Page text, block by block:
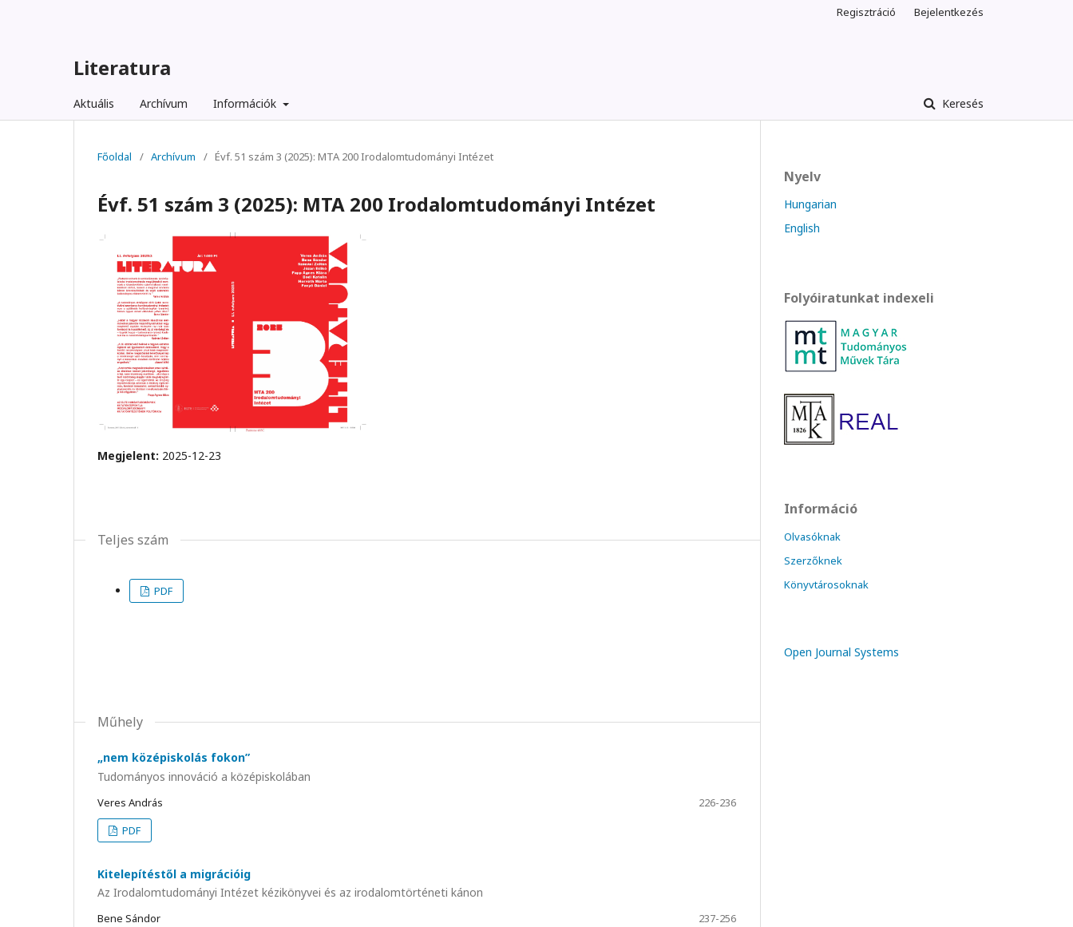
Literatura
Aktuális Archívum Információk Keresés
Regisztráció Bejelentkezés
Főoldal / Archívum / Évf. 51 szám 3 (2025): MTA 200 Irodalomtudományi Intézet
Évf. 51 szám 3 (2025): MTA 200 Irodalomtudományi Intézet
Megjelent: 2025-12-23
Teljes szám
PDF
Műhely
„nem középiskolás fokon”
Tudományos innováció a középiskolában
Veres András
226-236
PDF
Kitelepítéstől a migrációig
Az Irodalomtudományi Intézet kézikönyvei és az irodalomtörténeti kánon
Bene Sándor
237-256
Nyelv
Hungarian
English
Folyóiratunkat indexeli
Információ
Olvasóknak
Szerzőknek
Könyvtárosoknak
Open Journal Systems